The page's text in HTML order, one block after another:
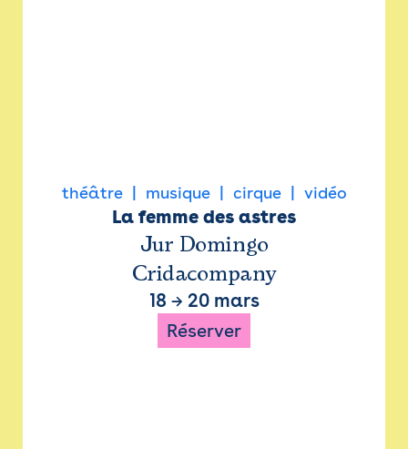
théâtre musique cirque vidéo
La femme des astres
Jur Domingo
Cridacompany
18 → 20 mars
Réserver